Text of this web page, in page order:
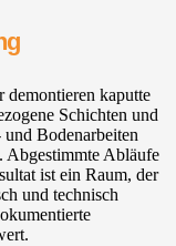
demontieren kaputte
Schichten und
Bodenarbeiten
Abgestimmte Abläufe
ist ein Raum, der
und technisch